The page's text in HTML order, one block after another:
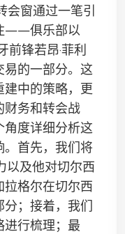
窗通过一笔引
——俱乐部以
锋若昂·菲利
易的一部分。这
中的策略，更
财务和转会战
角度详细分析这
首先，我们将
以及他对切尔西
拉格尔在切尔西
；接着，我们
进行梳理；最